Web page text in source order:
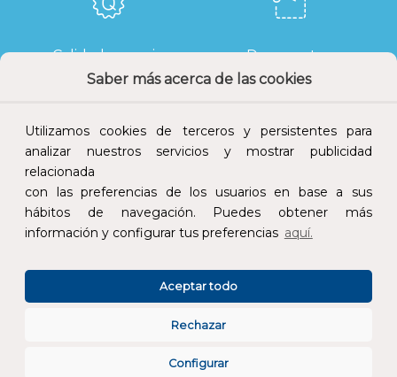
Saber más acerca de las cookies
Utilizamos cookies de terceros y persistentes para
analizar nuestros servicios y mostrar publicidad
relacionada
con las preferencias de los usuarios en base a sus
hábitos de navegación. Puedes obtener más
información y configurar tus preferencias aquí.
Configurar
Rechazar
Aceptar todo
Calidad y precio Descuentos
Devoluciones Pago seguro